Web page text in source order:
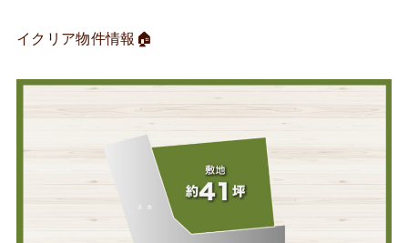
イクリア物件情報🏠